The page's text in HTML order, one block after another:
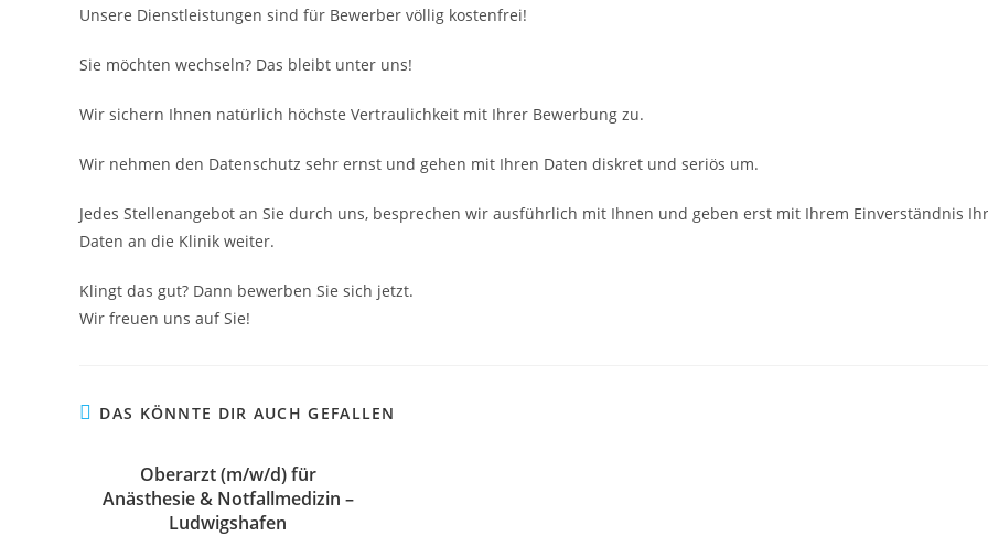
Unsere Dienstleistungen sind für Bewerber völlig kostenfrei!
Sie möchten wechseln? Das bleibt unter uns!
Wir sichern Ihnen natürlich höchste Vertraulichkeit mit Ihrer Bewerbung zu.
Wir nehmen den Datenschutz sehr ernst und gehen mit Ihren Daten diskret und seriös um.
Jedes Stellenangebot an Sie durch uns, besprechen wir ausführlich mit Ihnen und geben erst mit Ihrem Einverständnis
Daten an die Klinik weiter.
Klingt das gut? Dann bewerben Sie sich jetzt.
Wir freuen uns auf Sie!
DAS KÖNNTE DIR AUCH GEFALLEN
Oberarzt (m/w/d) für
Anästhesie & Notfallmedizin –
Ludwigshafen